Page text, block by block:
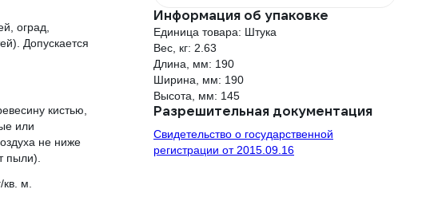
оград,
Допускается
кистью,
или
не ниже
пыли).
м.
Информация об упаковке
Единица товара: Штука
Вес, кг: 2.63
Длина, мм: 190
Ширина, мм: 190
Высота, мм: 145
Разрешительная документация
Свидетельство о государственной
регистрации от 2015.09.16